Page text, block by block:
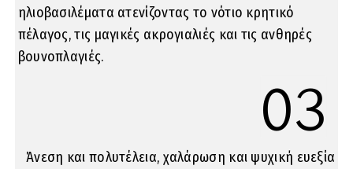
ηλιοβασιλέματα ατενίζοντας το νότιο κρητικό
πέλαγος, τις μαγικές ακρογιαλιές και τις ανθηρές
βουνοπλαγιές.
03
Άνεση και πολυτέλεια, χαλάρωση και ψυχική ευεξία